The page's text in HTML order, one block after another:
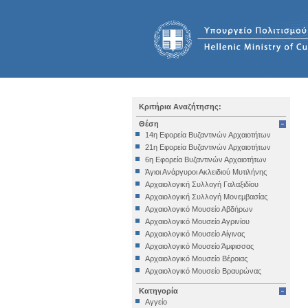
Κριτήρια Αναζήτησης:
Θέση
14η Εφορεία Βυζαντινών Αρχαιοτήτων
21η Εφορεία Βυζαντινών Αρχαιοτήτων
6η Εφορεία Βυζαντινών Αρχαιοτήτων
Άγιοι Ανάργυροι Ακλειδιού Μυτιλήνης
Αρχαιολογική Συλλογή Γαλαξιδίου
Αρχαιολογική Συλλογή Μονεμβασίας
Αρχαιολογικό Μουσείο Αβδήρων
Αρχαιολογικό Μουσείο Αγρινίου
Αρχαιολογικό Μουσείο Αίγινας
Αρχαιολογικό Μουσείο Άμφισσας
Αρχαιολογικό Μουσείο Βέροιας
Αρχαιολογικό Μουσείο Βραυρώνας
Αρχαιολογικό Μουσείο Δελφών
Αρχαιολογικό Μουσείο Ηγουμενίτσας
Κατηγορία
Αγγείο